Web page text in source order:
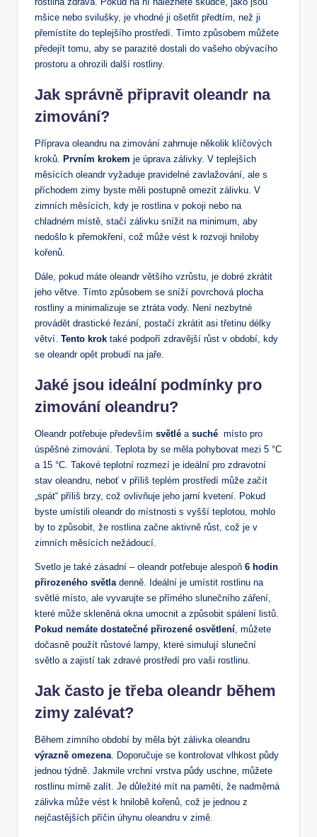
mšice nebo svilušky, je‌ vhodné ⁣ji ošetřit předtím,⁤ než ji
‌přemístíte do ​teplejšího prostředí.⁤ Tímto způsobem můžete
předejít tomu, aby se‍ parazité‍ dostali do vašeho obývacího​
prostoru a ohrozili​ další rostliny.
Jak ⁤správně⁣ připravit⁤ oleandr na
zimování?
Příprava oleandru na zimování zahrnuje⁣ několik klíčových
kroků.⁢ Prvním‌ krokem ‍je úprava ‌zálivky. V teplejších
⁢měsících oleandr vyžaduje pravidelné ⁤zavlažování,⁤ ale s⁣
příchodem zimy ⁣byste měli ‌postupně omezit ‍zálivku. V
zimních‍ měsících,⁤ kdy je rostlina v pokoji nebo na
chladném místě, stačí zálivku snížit na ‌minimum, aby
nedošlo ‌k​ přemokření,​ což může vést k rozvoji⁢ hniloby
kořenů.
Dále, pokud máte oleandr⁢ většího vzrůstu, je dobré‌ zkrátit
jeho větve. Tímto ⁤způsobem se sníží ⁤povrchová ‌plocha
rostliny a‌ minimalizuje se ztráta vody. Není nezbytné
⁤provádět drastické řezání, postačí zkrátit asi třetinu délky⁣
větví. Tento krok ‌také⁤ podpoří zdravější‌ růst ⁢v​ období, ‍kdy
se ⁣oleandr opět probudí ​na⁢ jaře.
Jaké jsou⁢ ideální podmínky‌ pro
zimování oleandru?
Oleandr​ potřebuje především světlé a suché ‌ místo ​pro
úspěšné zimování. ‍Teplota by ⁤se měla ‌pohybovat​ mezi 5​ °C
a 15 °C.​ Takové teplotní ⁢rozmezí je⁣ ideální pro zdravotní
stav ⁢oleandru, neboť v⁢ příliš teplém ​prostředí může začít
„spát“ příliš brzy, což ovlivňuje jeho jarní⁤ kvetení. Pokud
byste umístili ​oleandr⁤ do místnosti⁣ s vyšší ‍teplotou, mohlo
by to způsobit, že‍ rostlina začne ⁤aktivně růst, ​což⁣ je v
zimních měsících nežádoucí.
Svetlo je také zásadní –​ oleandr potřebuje alespoň 6 ⁢hodin
‌přirozeného světla denně. Ideální je umístit rostlinu na
světlé místo, ale ⁤vyvarujte se přímého slunečního záření,
které ⁢může‍ skleněná​ okna ‌umocnit‌ a ⁤způsobit ​spálení listů.
Pokud nemáte dostatečné ⁢přirozené osvětlení ,​ můžete‌
dočasně použít ⁤růstové lampy, které simulují sluneční
světlo a ⁢zajistí‍ tak ‌zdravé prostředí pro vaši ‍rostlinu.
Jak‌ často je​ třeba oleandr během
zimy zalévat?
Během zimního období⁤ by měla být⁢ zálivka oleandru‍
výrazně omezena . Doporučuje‍ se kontrolovat vlhkost půdy‍
jednou týdně.⁤ Jakmile vrchní vrstva půdy ⁣uschne, můžete⁢
rostlinu mírně‌ zalít. Je⁤ důležité mít‌ na paměti, že nadměrná
zálivka ⁣může vést k hnilobě kořenů, ​což je jednou z
nejčastějších příčin⁢ úhynu oleandru v zimě.⁢